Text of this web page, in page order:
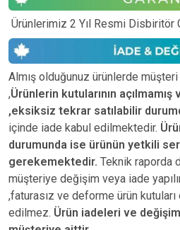
Ürünlerimiz 2 Yıl Resmi Disbiritör
Almış olduğunuz ürünlerde
,Ürünlerin kutularının açılmamış
,eksiksiz tekrar satılabilir
içinde iade kabul edilmektedir.
durumunda ise ürünün yetkili
gerekemektedir. Teknik raporda
müşteriye değişim veya iade
,faturasız ve deforme ürün
edilmez. Ürün iadeleri ve